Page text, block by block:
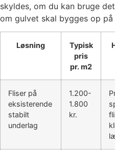
skyldes, om du kan bruge
om gulvet skal bygges op på
Løsning
Typisk
pris
pr. m2
Fliser på
eksisterende
stabilt
underlag
1.200-
1.800
kr.